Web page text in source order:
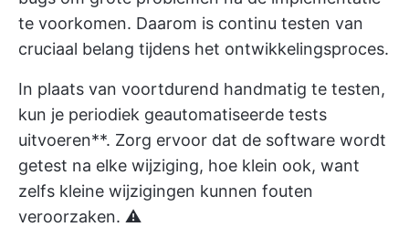
te voorkomen. Daarom is continu testen van
cruciaal belang tijdens het ontwikkelingsproces.
In plaats van voortdurend handmatig te testen,
kun je periodiek geautomatiseerde tests
uitvoeren**. Zorg ervoor dat de software wordt
getest na elke wijziging, hoe klein ook, want
zelfs kleine wijzigingen kunnen fouten
veroorzaken. ⚠️